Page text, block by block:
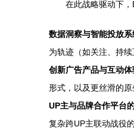
在此战略驱动下
数据洞察与智能投放
为轨迹（如关注、持
创新广告产品与互动
形式，以及更丝滑的
UP主与品牌合作平台
复杂跨UP主联动战役